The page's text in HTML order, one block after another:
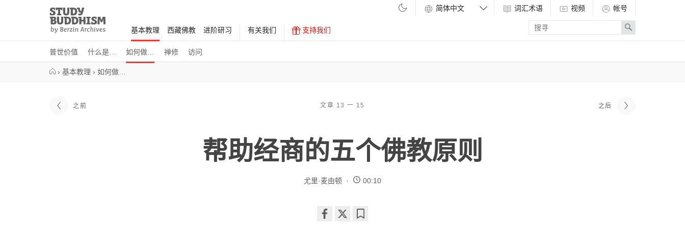
Study
Buddhism
Home
基本教理
普世价值 什么是… 如何做… 禅修 访问
西藏佛教 进阶研习 有关我们 支持我们
词汇术语 视频
帐号
Enter
search
term
Search
› 基本教理 › 如何做…
之前 文章 13 一 15 之后
帮助经商的五个佛教原则
尤里·麦由顿 00:10